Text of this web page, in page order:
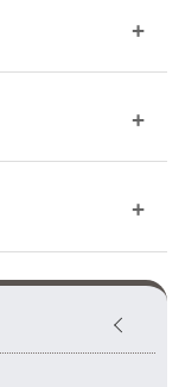
，例如一次難忘
作出適當調整。
。